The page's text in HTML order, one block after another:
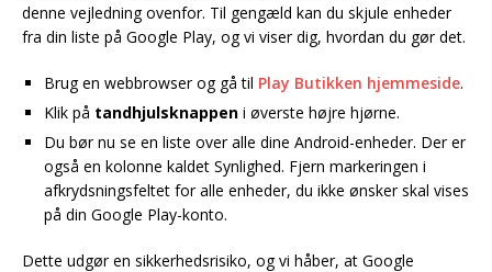
denne vejledning ovenfor. Til gengæld kan du skjule enheder
fra din liste på Google Play, og vi viser dig, hvordan du gør det.
Brug en webbrowser og gå til Play Butikken hjemmeside.
Klik på tandhjulsknappen i øverste højre hjørne.
Du bør nu se en liste over alle dine Android-enheder. Der er
også en kolonne kaldet Synlighed. Fjern markeringen i
afkrydsningsfeltet for alle enheder, du ikke ønsker skal vises
på din Google Play-konto.
Dette udgør en sikkerhedsrisiko, og vi håber, at Google